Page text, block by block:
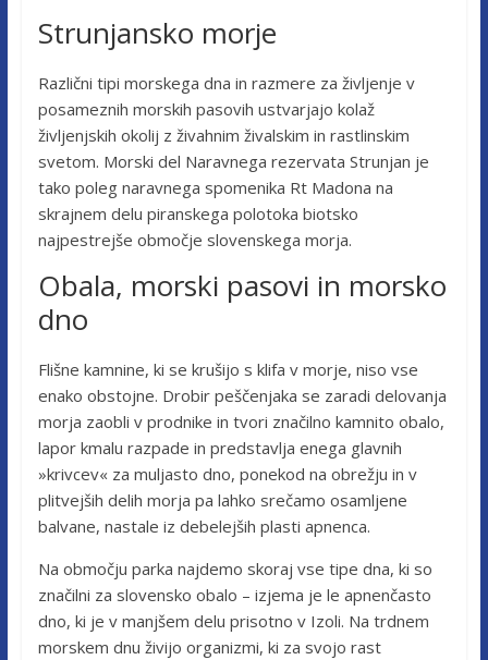
Strunjansko morje
Različni tipi morskega dna in razmere za življenje v
posameznih morskih pasovih ustvarjajo kolaž
življenjskih okolij z živahnim živalskim in rastlinskim
svetom. Morski del Naravnega rezervata Strunjan je
tako poleg naravnega spomenika Rt Madona na
skrajnem delu piranskega polotoka biotsko
najpestrejše območje slovenskega morja.
Obala, morski pasovi in morsko
dno
Flišne kamnine, ki se krušijo s klifa v morje, niso vse
enako obstojne. Drobir peščenjaka se zaradi delovanja
morja zaobli v prodnike in tvori značilno kamnito obalo,
lapor kmalu razpade in predstavlja enega glavnih
»krivcev« za muljasto dno, ponekod na obrežju in v
plitvejših delih morja pa lahko srečamo osamljene
balvane, nastale iz debelejših plasti apnenca.
Na območju parka najdemo skoraj vse tipe dna, ki so
značilni za slovensko obalo – izjema je le apnenčasto
dno, ki je v manjšem delu prisotno v Izoli. Na trdnem
morskem dnu živijo organizmi, ki za svojo rast